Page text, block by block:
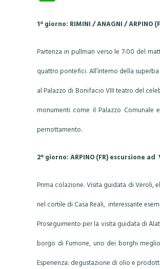
ts
A
p
p
1° giorno: RIMINI / ANAGNI / ARPINO
Partenza in pullman verso le 7:00 del
quattro pontefici. All’interno della
al Palazzo di Bonifacio VIII teatro del
monumenti come il Palazzo Comunale
pernottamento.
2° giorno: ARPINO (FR) escursione
Prima colazione. Visita guidata di Veroli,
nel cortile di Casa Reali, interessante
Proseguimento per la visita guidata di
borgo di Fumone, uno dei borghi
Esperienza: degustazione di olio e